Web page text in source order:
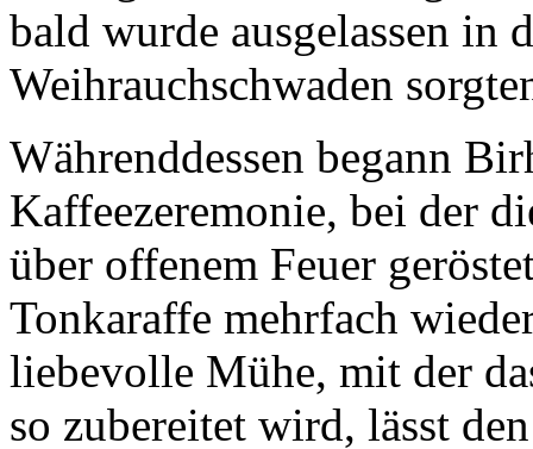
bald wurde ausgelassen in
Weihrauchschwaden
Währenddessen begann
Kaffeezeremonie, bei der
über offenem Feuer
Tonkaraffe mehrfach
liebevolle Mühe, mit der
so zubereitet wird, lässt